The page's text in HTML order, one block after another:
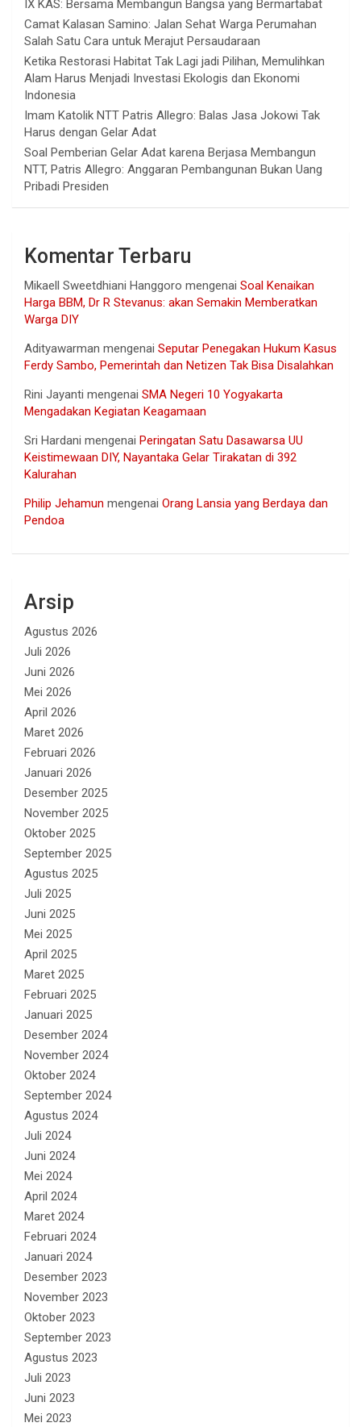
IX KAS: Bersama Membangun Bangsa yang Bermartabat
Camat Kalasan Samino: Jalan Sehat Warga Perumahan
Salah Satu Cara untuk Merajut Persaudaraan
Ketika Restorasi Habitat Tak Lagi jadi Pilihan, Memulihkan
Alam Harus Menjadi Investasi Ekologis dan Ekonomi
Indonesia
Imam Katolik NTT Patris Allegro: Balas Jasa Jokowi Tak
Harus dengan Gelar Adat
Soal Pemberian Gelar Adat karena Berjasa Membangun
NTT, Patris Allegro: Anggaran Pembangunan Bukan Uang
Pribadi Presiden
Komentar Terbaru
Mikaell Sweetdhiani Hanggoro mengenai Soal Kenaikan
Harga BBM, Dr R Stevanus: akan Semakin Memberatkan
Warga DIY
Adityawarman mengenai Seputar Penegakan Hukum Kasus
Ferdy Sambo, Pemerintah dan Netizen Tak Bisa Disalahkan
Rini Jayanti mengenai SMA Negeri 10 Yogyakarta
Mengadakan Kegiatan Keagamaan
Sri Hardani mengenai Peringatan Satu Dasawarsa UU
Keistimewaan DIY, Nayantaka Gelar Tirakatan di 392
Kalurahan
Philip Jehamun mengenai Orang Lansia yang Berdaya dan
Pendoa
Arsip
Agustus 2026
Juli 2026
Juni 2026
Mei 2026
April 2026
Maret 2026
Februari 2026
Januari 2026
Desember 2025
November 2025
Oktober 2025
September 2025
Agustus 2025
Juli 2025
Juni 2025
Mei 2025
April 2025
Maret 2025
Februari 2025
Januari 2025
Desember 2024
November 2024
Oktober 2024
September 2024
Agustus 2024
Juli 2024
Juni 2024
Mei 2024
April 2024
Maret 2024
Februari 2024
Januari 2024
Desember 2023
November 2023
Oktober 2023
September 2023
Agustus 2023
Juli 2023
Juni 2023
Mei 2023